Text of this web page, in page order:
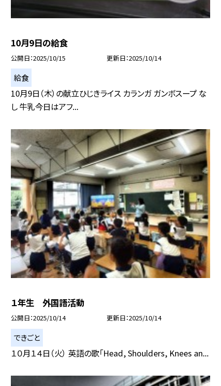
10月9日の給食
公開日 2025/10/15 更新日 2025/10/14
給食
10月9日（木）の献立ひじきライス カランガ ガンボスープ な
し 牛乳今日はアフ...
１年生 外国語活動
公開日 2025/10/14 更新日 2025/10/14
できごと
１０月１４日（火） 英語の歌「Head, Shoulders, Knees an...